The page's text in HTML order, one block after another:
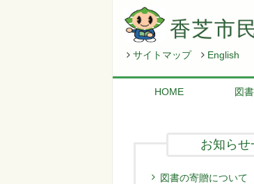
香芝市
サイトマップ English
HOME 図
お知らせ
図書の寄贈について